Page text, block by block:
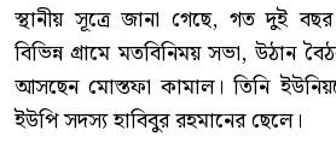
স্থানীয় সূত্রে জানা গেছে, গত দুই
বিভিন্ন গ্রামে মতবিনিময় সভা, উঠান
আসছেন মোস্তফা কামাল। তিনি
ইউপি সদস্য হাবিবুর রহমানের ছেলে।